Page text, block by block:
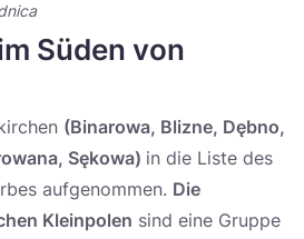
Süden von
(Binarowa, Blizne, Dębno,
Sękowa) in die Liste des
aufgenommen. Die
Kleinpolen sind eine Gruppe